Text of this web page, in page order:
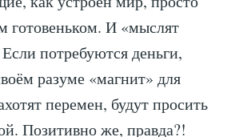
готовеньком. И «мыслят
потребуются деньги,
разуме «магнит» для
перемен, будут просить
Позитивно же, правда?!